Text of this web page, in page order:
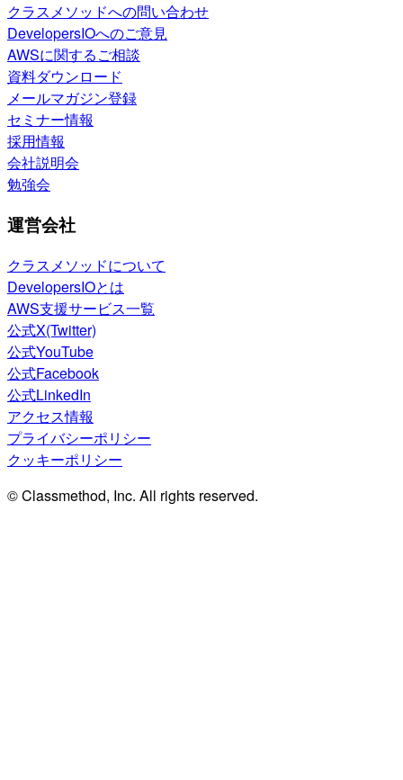
クラスメソッドへの問い合わせ
DevelopersIOへのご意見
AWSに関するご相談
資料ダウンロード
メールマガジン登録
セミナー情報
採用情報
会社説明会
勉強会
運営会社
クラスメソッドについて
DevelopersIOとは
AWS支援サービス一覧
公式X(Twitter)
公式YouTube
公式Facebook
公式LinkedIn
アクセス情報
プライバシーポリシー
クッキーポリシー
© Classmethod, Inc. All rights reserved.